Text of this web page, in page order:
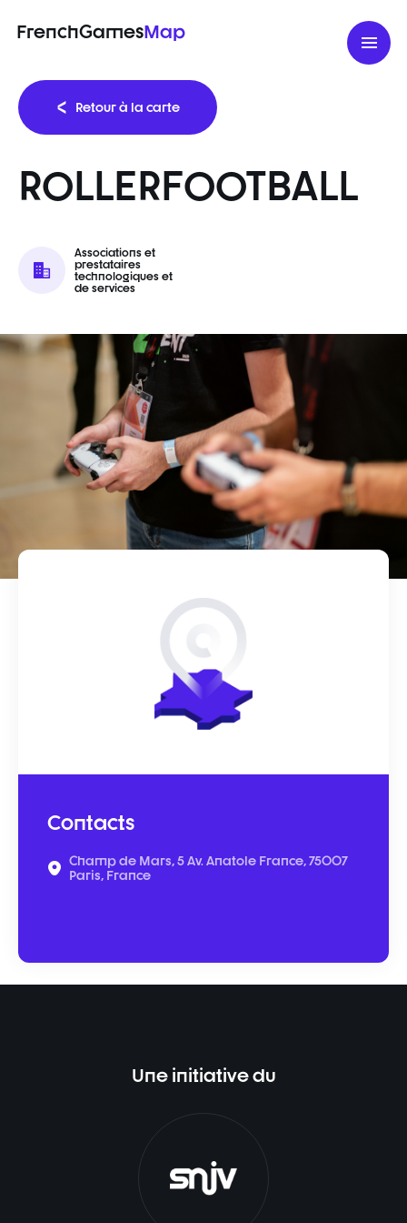
FrenchGamesMap
Retour à la carte
ROLLERFOOTBALL
Associations et
prestataires
technologiques et
de services
Contacts
Champ de Mars, 5 Av. Anatole France, 75007
Paris, France
Une initiative du